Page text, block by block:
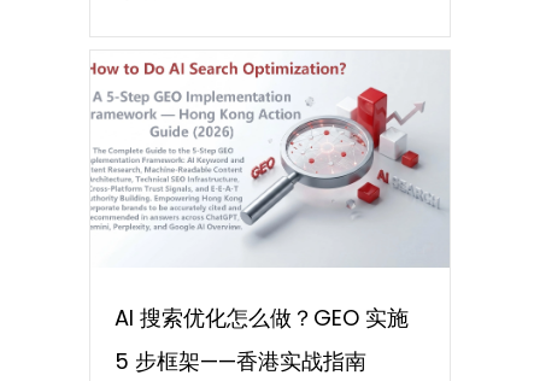
AI 搜索优化怎么做？GEO 实施
5 步框架——香港实战指南